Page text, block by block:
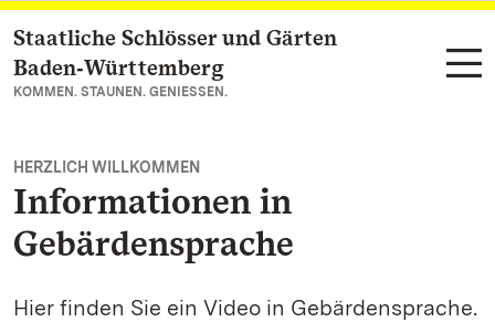
Zum Hauptinhalt springen
Staatliche Schlösser und Gärten
Baden‑Württemberg
KOMMEN. STAUNEN. GENIESSEN.
HERZLICH WILLKOMMEN
Informationen in
Gebärdensprache
Hier finden Sie ein Video in Gebärdensprache.